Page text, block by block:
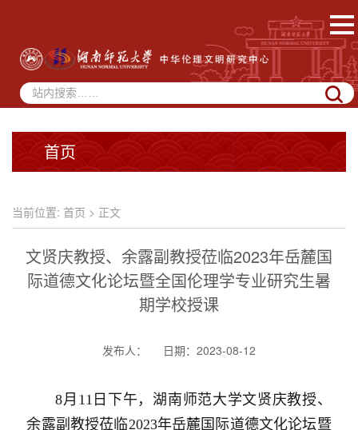
首页
当前位置: 首页 > 正文
文贤庆教授、余露副教授莅临2023年岳麓国
际道德文化论坛暨全国伦理学专业研究生暑
期学校授课
发布人： 日期：2023-08-12
8月11日下午，湖南师范大学文贤庆教授、
余露副教授莅临2023年岳麓国际道德文化论坛暨